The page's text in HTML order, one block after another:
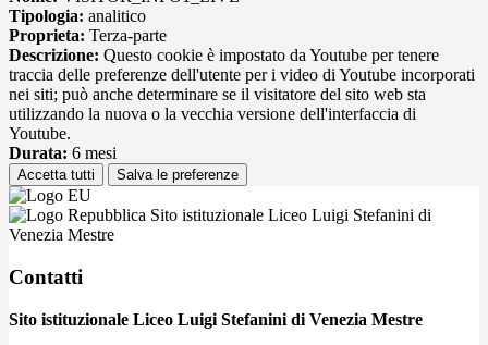
Tipologia: analitico
Proprieta: Terza-parte
Descrizione: Questo cookie è impostato da Youtube per tenere
traccia delle preferenze dell'utente per i video di Youtube incorporati
nei siti; può anche determinare se il visitatore del sito web sta
utilizzando la nuova o la vecchia versione dell'interfaccia di
Youtube.
Durata: 6 mesi
Accetta tutti Salva le preferenze
Sito istituzionale Liceo Luigi Stefanini di
Venezia Mestre
Contatti
Sito istituzionale Liceo Luigi Stefanini di Venezia Mestre